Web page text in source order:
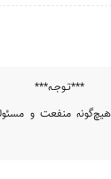
***تـوجـه***
منفعت و